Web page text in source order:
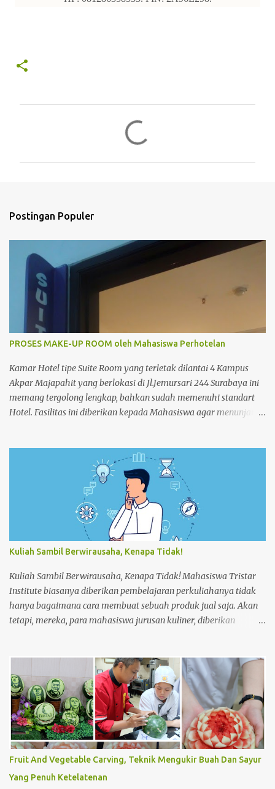
Postingan Populer
PROSES MAKE-UP ROOM oleh Mahasiswa Perhotelan
Kamar Hotel tipe Suite Room yang terletak dilantai 4 Kampus
Akpar Majapahit yang berlokasi di Jl.Jemursari 244 Surabaya ini
memang tergolong lengkap, bahkan sudah memenuhi standart
Hotel. Fasilitas ini diberikan kepada Mahasiswa agar menunjang
up Room dikamar Hotel Kampus Akpar Majapahit. Adapun
proses Make-up room adalah : 1. SET UP TROLLEY : Bersihkan
trolley menggunakan dust cloth dari atas ke bawah 2.
Masukkan perlengkapan kamar tamu dan peralatan kebersihan
3. Dorong trolley menuju kamar dengan benar 4. Letakan
trolley di depan kamar tamu 5. Ketok pintu dengan
mengucapkan “Housekeeping” max 3x 6. Buka pintu perlahan-
Kuliah Sambil Berwirausaha, Kenapa Tidak!
Kuliah Sambil Berwirausaha, Kenapa Tidak! Mahasiswa Tristar
Institute biasanya diberikan pembelajaran perkuliahanya tidak
hanya bagaimana cara membuat sebuah produk jual saja. Akan
tetapi, mereka, para mahasiswa jurusan kuliner, diberikan
bawah seperti usaha kecil menengah (UKM). Seperti halnya,
membuat perencanaan, strategi penjualan hingga perhitungan
harga produk dalam membuat sebuah produk jual. Saat mereka
masih menjadi mahasiswa, ada salah satu mata kuliah yang
mempelajari menjadi wirausahawan. Sekaligus mempraktikanya
langsung di lapangan. Sehingga mereka dapat merasakan
bagaimana menjadi seorang wirausahawan sebenarnya. Dan tak
sedikit, mahasiswa yang sudah mempelajari perkuliahan
tersebut ingin segera melakukannya sendiri. Meskipun mereka
Fruit And Vegetable Carving, Teknik Mengukir Buah Dan Sayur
Yang Penuh Ketelatenan